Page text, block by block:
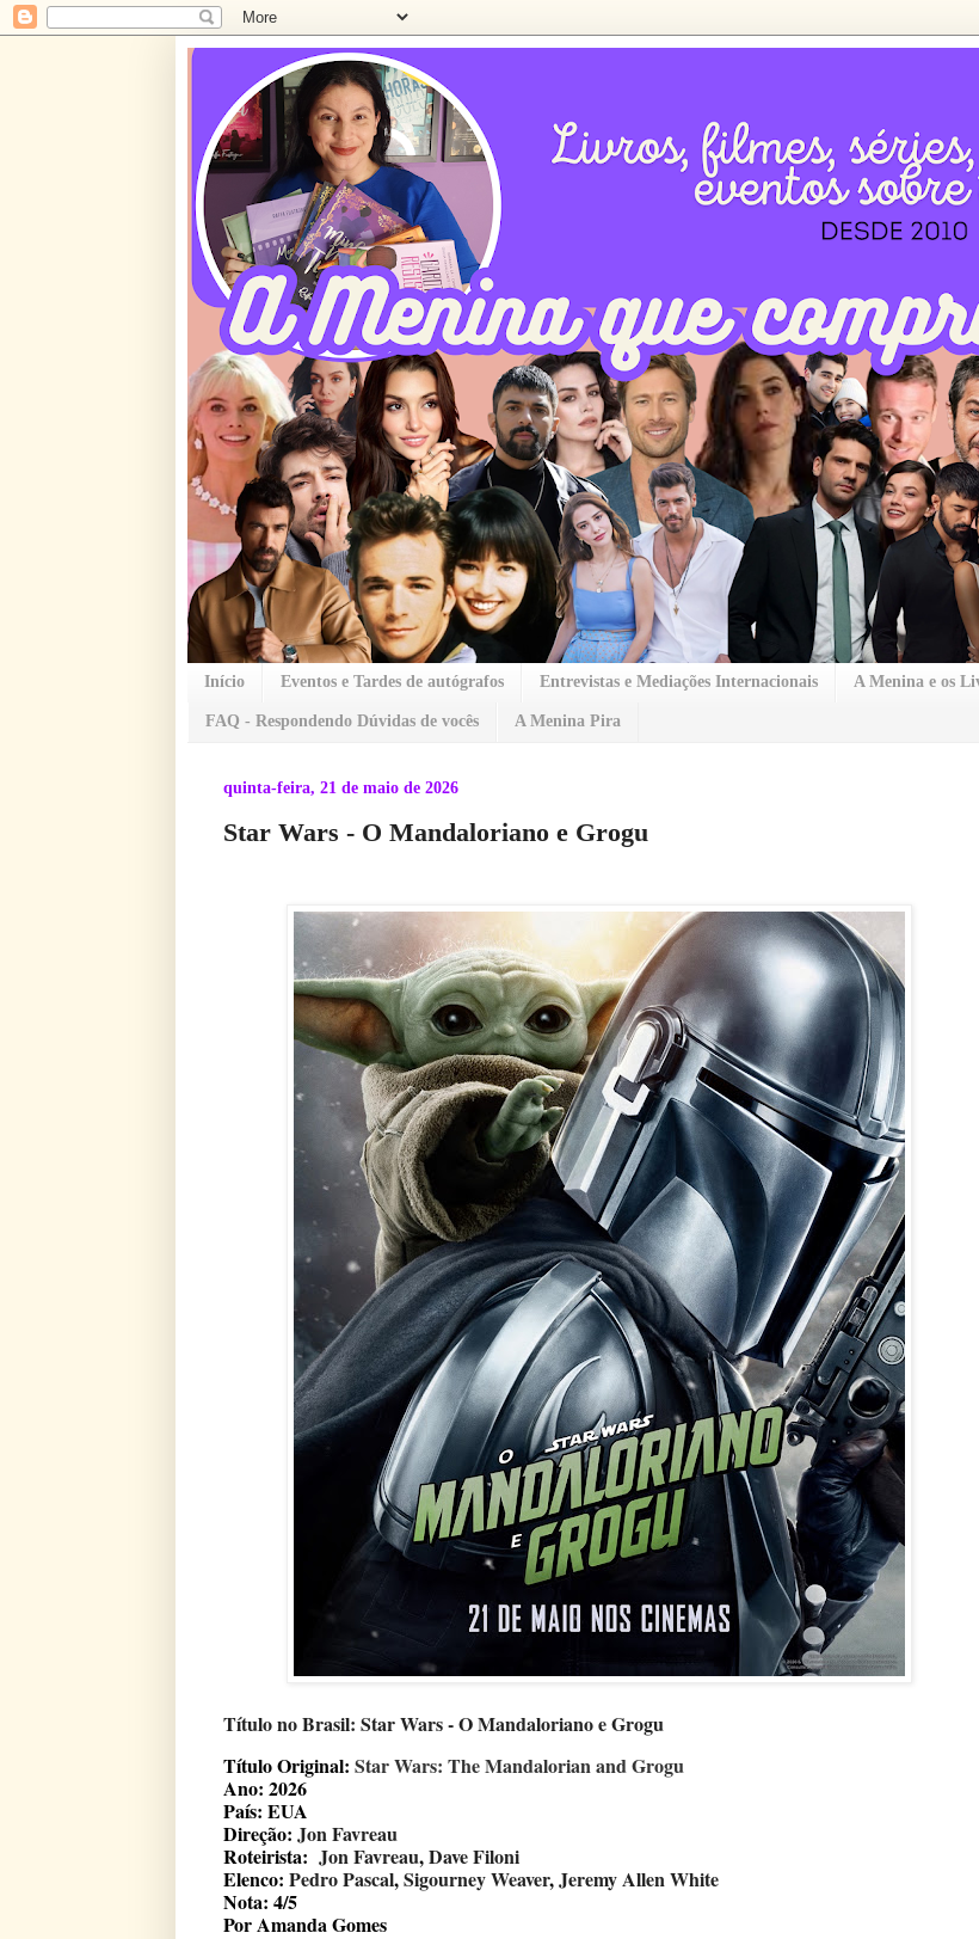
Início Eventos e Tardes de autógrafos Entrevistas e Mediações Internacionais A Menina e os
FAQ - Respondendo Dúvidas de vocês A Menina Pira
quinta-feira, 21 de maio de 2026
Star Wars - O Mandaloriano e Grogu
Título no Brasil: Star Wars - O Mandaloriano e Grogu
Título Original: Star Wars: The Mandalorian and Grogu
Ano: 2026
País: EUA
Direção: Jon Favreau
Roteirista: Jon Favreau,Dave Filoni
Elenco: Pedro Pascal,Sigourney Weaver,Jeremy Allen White
Nota: 4/5
Por Amanda Gomes